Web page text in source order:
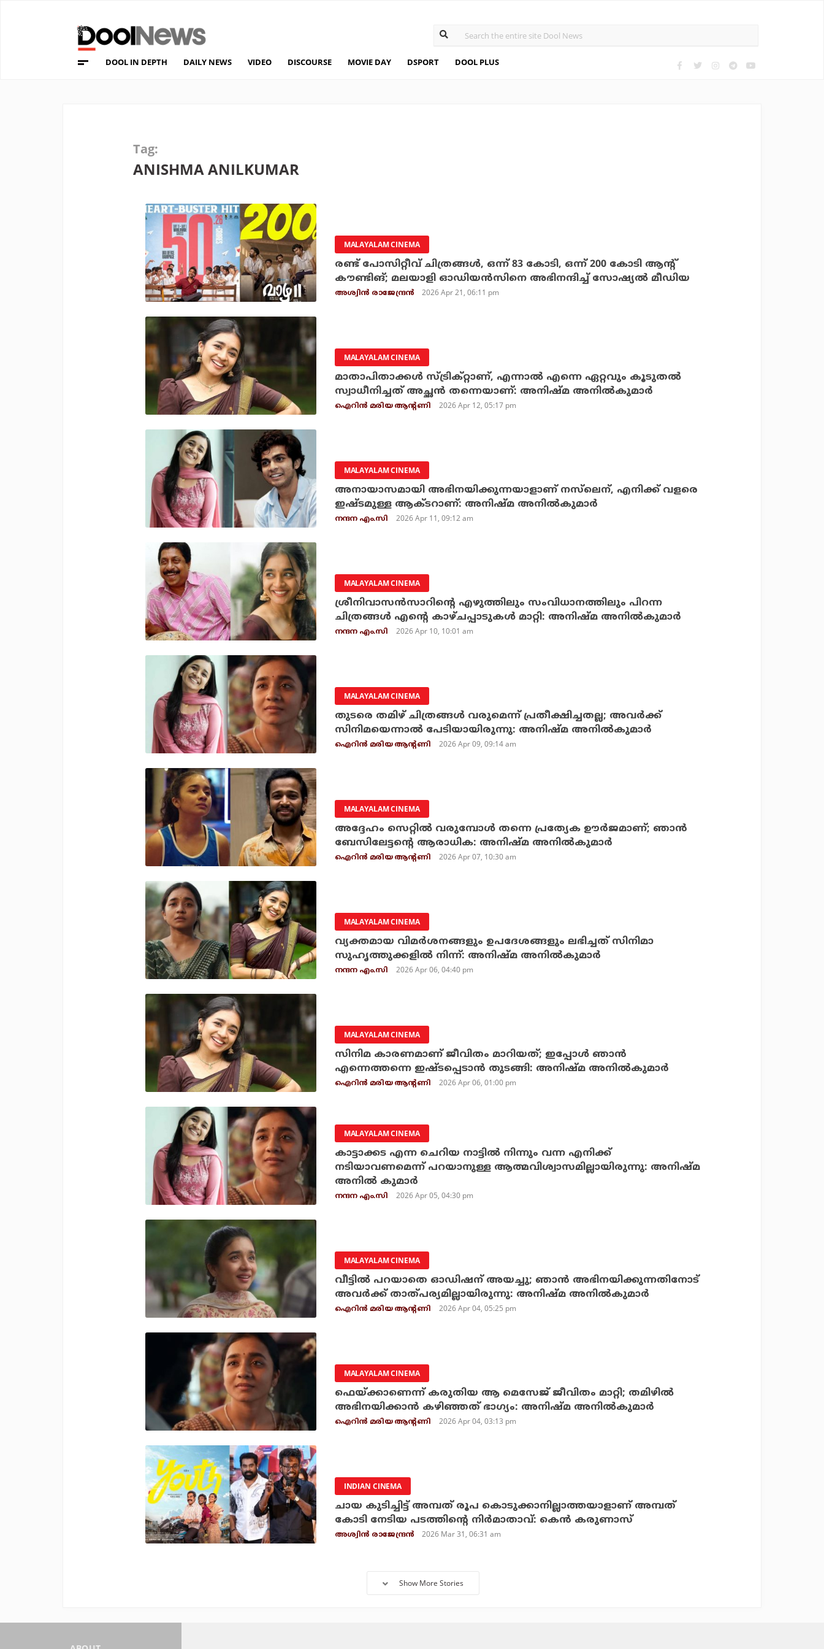
DOOL IN DEPTH DAILY NEWS VIDEO DISCOURSE MOVIE DAY DSPORT DOOL PLUS
Tag:
ANISHMA ANILKUMAR
MALAYALAM CINEMA
രണ്ട് പോസിറ്റീവ് ചിത്രങ്ങള്‍, ഒന്ന് 83 കോടി, ഒന്ന് 200 കോടി ആന്റ്
കൗണ്ടിങ്; മലയാളി ഓഡിയന്‍സിനെ അഭിനന്ദിച്ച് സോഷ്യല്‍ മീഡിയ
അശ്വിന്‍ രാജേന്ദ്രന്‍ 2026 Apr 21, 06:11 pm
MALAYALAM CINEMA
മാതാപിതാക്കള്‍ സ്ട്രിക്റ്റാണ്, എന്നാല്‍ എന്നെ ഏറ്റവും കൂടുതല്‍
സ്വാധീനിച്ചത് അച്ഛന്‍ തന്നെയാണ്: അനിഷ്മ അനില്‍കുമാര്‍
ഐറിന്‍ മരിയ ആന്റണി 2026 Apr 12, 05:17 pm
MALAYALAM CINEMA
അനായാസമായി അഭിനയിക്കുന്നയാളാണ് നസ്‌ലെന്, എനിക്ക് വളരെ
ഇഷ്ടമുള്ള ആക്ടറാണ്: അനിഷ്‌മ അനിൽകുമാർ
നന്ദന എം.സി 2026 Apr 11, 09:12 am
MALAYALAM CINEMA
ശ്രീനിവാസൻസാറിൻ്റെ എഴുത്തിലും സംവിധാനത്തിലും പിറന്ന
ചിത്രങ്ങൾ എൻ്റെ കാഴ്ച‌പ്പാടുകൾ മാറ്റി: അനിഷ്‌മ അനിൽകുമാർ
നന്ദന എം.സി 2026 Apr 10, 10:01 am
MALAYALAM CINEMA
തുടരെ തമിഴ് ചിത്രങ്ങള്‍ വരുമെന്ന് പ്രതീക്ഷിച്ചതല്ല; അവര്‍ക്ക്
സിനിമയെന്നാല്‍ പേടിയായിരുന്നു: അനിഷ്മ അനില്‍കുമാര്‍
ഐറിന്‍ മരിയ ആന്റണി 2026 Apr 09, 09:14 am
MALAYALAM CINEMA
അദ്ദേഹം സെറ്റില്‍ വരുമ്പോള്‍ തന്നെ പ്രത്യേക ഊര്‍ജമാണ്; ഞാന്‍
ബേസിലേട്ടന്റെ ആരാധിക: അനിഷ്മ അനില്‍കുമാര്‍
ഐറിന്‍ മരിയ ആന്റണി 2026 Apr 07, 10:30 am
MALAYALAM CINEMA
വ്യക്തമായ വിമർശനങ്ങളും ഉപദേശങ്ങളും ലഭിച്ചത് സിനിമാ
സുഹൃത്തുക്കളിൽ നിന്ന്: അനിഷ്‌മ അനിൽകുമാർ
നന്ദന എം.സി 2026 Apr 06, 04:40 pm
MALAYALAM CINEMA
സിനിമ കാരണമാണ് ജീവിതം മാറിയത്; ഇപ്പോള്‍ ഞാന്‍
എന്നെത്തന്നെ ഇഷ്ടപ്പെടാന്‍ തുടങ്ങി: അനിഷ്മ അനില്‍കുമാര്‍
ഐറിന്‍ മരിയ ആന്റണി 2026 Apr 06, 01:00 pm
MALAYALAM CINEMA
കാട്ടാക്കട എന്ന ചെറിയ നാട്ടിൽ നിന്നും വന്ന എനിക്ക്
നടിയാവണമെന്ന് പറയാനുള്ള ആത്മവിശ്വാസമില്ലായിരുന്നു: അനിഷ്‌മ
അനിൽ കുമാർ
നന്ദന എം.സി 2026 Apr 05, 04:30 pm
MALAYALAM CINEMA
വീട്ടില്‍ പറയാതെ ഓഡിഷന് അയച്ചു; ഞാന്‍ അഭിനയിക്കുന്നതിനോട്
അവര്‍ക്ക് താത്പര്യമില്ലായിരുന്നു: അനിഷ്മ അനില്‍കുമാര്‍
ഐറിന്‍ മരിയ ആന്റണി 2026 Apr 04, 05:25 pm
MALAYALAM CINEMA
ഫെയ്ക്കാണെന്ന് കരുതിയ ആ മെസേജ് ജീവിതം മാറ്റി; തമിഴില്‍
അഭിനയിക്കാന്‍ കഴിഞ്ഞത് ഭാഗ്യം: അനിഷ്മ അനില്‍കുമാര്‍
ഐറിന്‍ മരിയ ആന്റണി 2026 Apr 04, 03:13 pm
INDIAN CINEMA
ചായ കുടിച്ചിട്ട് അമ്പത് രൂപ കൊടുക്കാനില്ലാത്തയാളാണ് അമ്പത്
കോടി നേടിയ പടത്തിന്റെ നിര്‍മാതാവ്: കെന്‍ കരുണാസ്
അശ്വിന്‍ രാജേന്ദ്രന്‍ 2026 Mar 31, 06:31 am
Show More Stories